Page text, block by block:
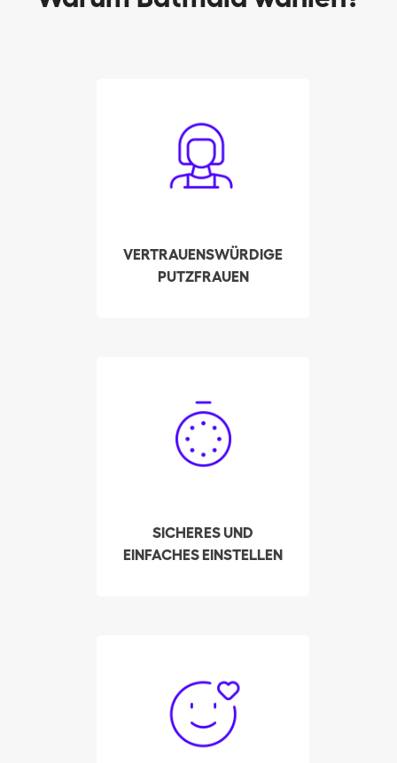
VERTRAUENSWÜRDIGE
PUTZFRAUEN
sorgfältig ausgewählt.
Fachkenntnisse,
Referenzen und
überprüft. All dies, um
höchste
Qualitätsstandarte
SICHERES UND
EINFACHES EINSTELLEN
Klicks Ihre qualifizierte
Putzfrau in Thun ein!
Unser System zeigt
am besten bewerteten
Putzhilfen in Ihrer Region
als 3000 Putzhilfen
geholfen, über die
Platform zur privaten